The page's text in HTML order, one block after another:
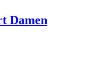
Damen